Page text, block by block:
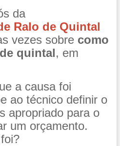
da
Ralo de Quintal
vezes sobre como
quintal, em
a causa foi
ao técnico definir o
apropriado para o
um orçamento.